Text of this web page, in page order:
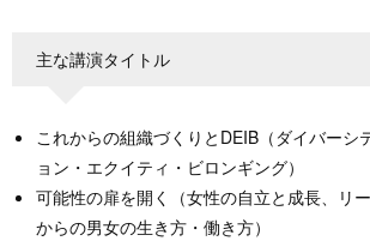
主な講演タイトル
これからの組織づくりとDEIB（ダイバーシ
ョン・エクイティ・ビロンギング）
可能性の扉を開く（女性の自立と成長、リ
からの男女の生き方・働き方）